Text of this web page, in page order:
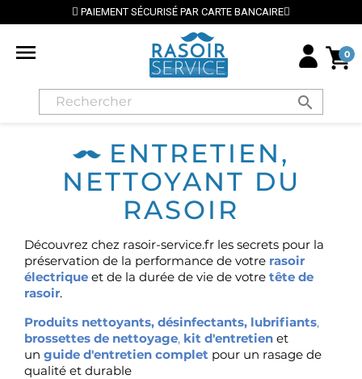
PAIEMENT SÉCURISÉ PAR CARTE BANCAIRE
 0
search
ENTRETIEN,
NETTOYANT DU
RASOIR
Découvrez chez rasoir-service.fr les secrets pour la
préservation de la performance de votre rasoir
électrique et de la durée de vie de votre tête de
rasoir.
Produits nettoyants, désinfectants, lubrifiants,
brossettes de nettoyage, kit d'entretien et
un guide d'entretien complet pour un rasage de
qualité et durable